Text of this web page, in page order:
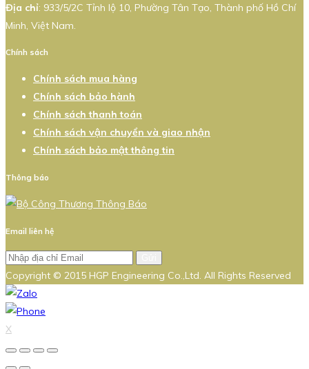
Địa chỉ: 933/5/2C Tỉnh lộ 10, Phường Tân Tạo, Thành phố Hồ Chí
Minh, Việt Nam.
Chính sách
Chính sách mua hàng
Chính sách bảo hành
Chính sách thanh toán
Chính sách vận chuyển và giao nhận
Chính sách bảo mật thông tin
Thông báo
Email liên hệ
Copyright © 2015 HGP Engineering Co.,Ltd. All Rights Reserved
X